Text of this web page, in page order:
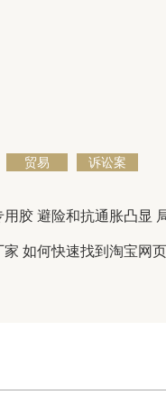
贸易 诉讼案
胶 避险和抗通胀凸显
如何快速找到淘宝网